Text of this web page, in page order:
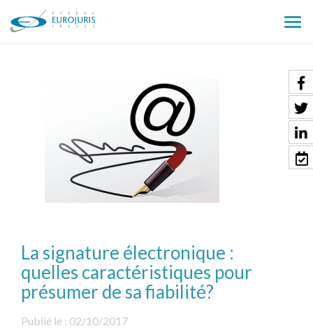
le
La signature électronique :
quelles caractéristiques pour
présumer de sa fiabilité?
Publié le : 02/10/2017